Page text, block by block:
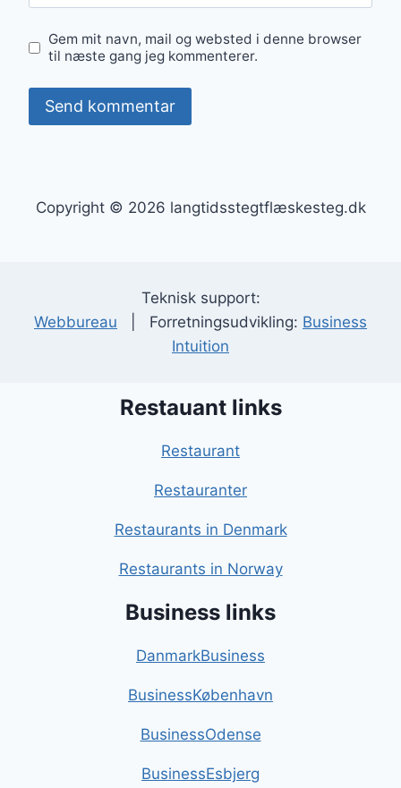
Gem mit navn, mail og websted i denne browser
til næste gang jeg kommenterer.
Copyright © 2026 langtidsstegtflæskesteg.dk
Teknisk support:
Webbureau | Forretningsudvikling: Business
Intuition
Restauant links
Restaurant
Restauranter
Restaurants in Denmark
Restaurants in Norway
Business links
DanmarkBusiness
BusinessKøbenhavn
BusinessOdense
BusinessEsbjerg